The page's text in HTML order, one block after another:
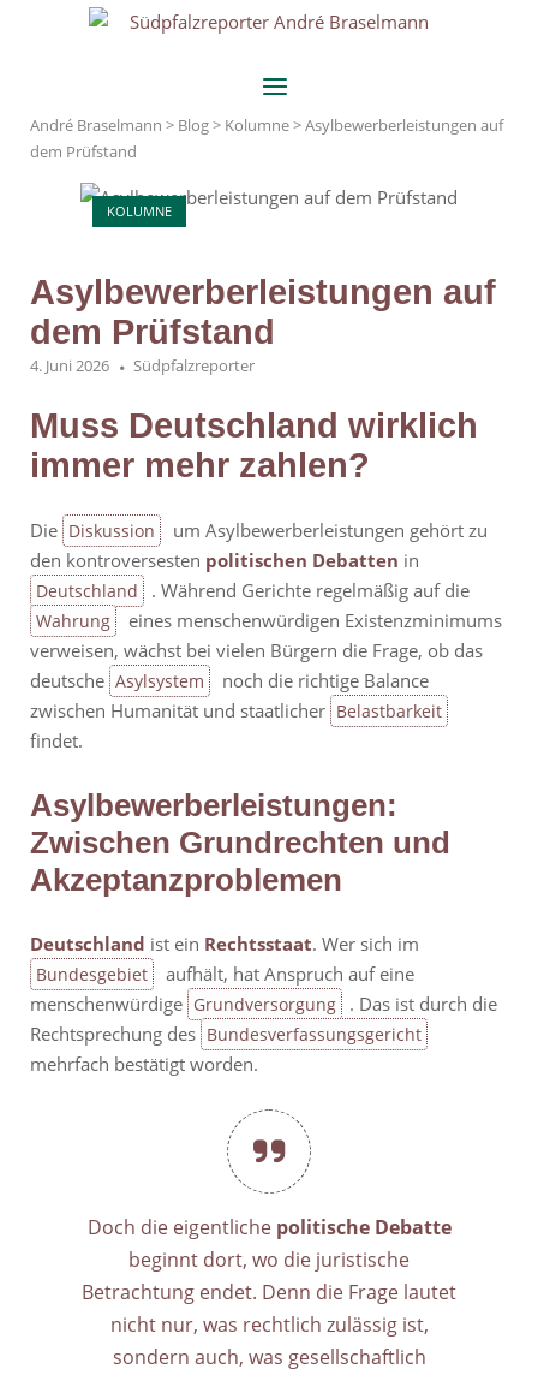
Home
Menu
André Braselmann > Blog> Kolumne>Asylbewerberleistungen auf
dem Prüfstand
KOLUMNE
Asylbewerberleistungen auf
dem Prüfstand
4. Juni 2026 Südpfalzreporter
Muss Deutschland wirklich
immer mehr zahlen?
Die Diskussion
um Asylbewerberleistungen gehört zu
den kontroversesten politischen Debatten in
Deutschland . Während Gerichte regelmäßig auf die
Wahrung
eines menschenwürdigen Existenzminimums
verweisen, wächst bei vielen Bürgern die Frage, ob das
deutsche Asylsystem
noch die richtige Balance
zwischen Humanität und staatlicher Belastbarkeit
findet.
Asylbewerberleistungen:
Zwischen Grundrechten und
Akzeptanzproblemen
Deutschland ist ein Rechtsstaat. Wer sich im
Bundesgebiet
aufhält, hat Anspruch auf eine
menschenwürdige Grundversorgung
. Das ist durch die
Rechtsprechung des Bundesverfassungsgericht
mehrfach bestätigt worden.
Doch die eigentliche politische Debatte
beginnt dort, wo die juristische
Betrachtung endet. Denn die Frage lautet
nicht nur, was rechtlich zulässig ist,
sondern auch, was gesellschaftlich